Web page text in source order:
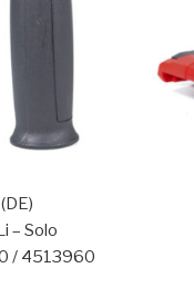
(DE)
– Solo
/ 4513960